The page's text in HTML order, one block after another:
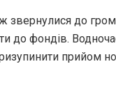
звернулися до
до фондів.
прийом